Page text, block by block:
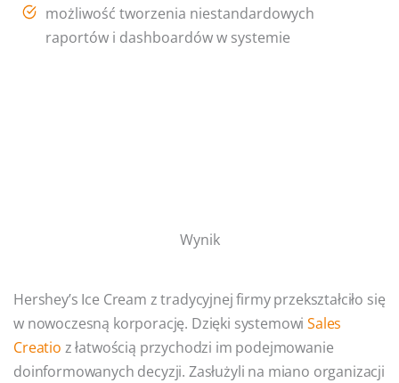
możliwość tworzenia niestandardowych
raportów i dashboardów w systemie
Wynik
Hershey’s Ice Cream z tradycyjnej firmy przekształciło się
w nowoczesną korporację. Dzięki systemowiSales
Creatio z łatwością przychodzi im podejmowanie
doinformowanych decyzji. Zasłużyli na miano organizacji